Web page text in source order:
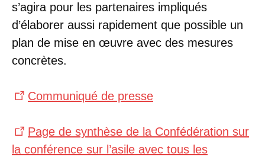
s’agira pour les partenaires impliqués
d’élaborer aussi rapidement que possible un
plan de mise en œuvre avec des mesures
concrètes.
Communiqué de presse
Page de synthèse de la Confédération sur
la conférence sur l’asile avec tous les